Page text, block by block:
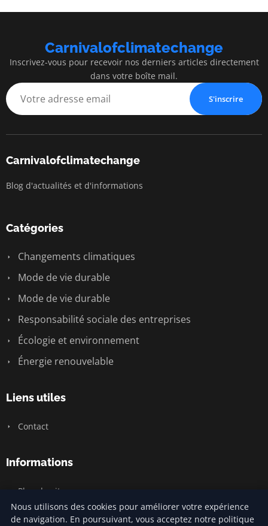
Carnivalofclimatechange
Inscrivez-vous pour recevoir nos derniers articles directement
dans votre boîte mail.
S'inscrire
Carnivalofclimatechange
Blog d'actualités et d'informations
Catégories
Changements climatiques
Mode de vie durable
Mode de vie durable
Responsabilité sociale des entreprises
Écologie et environnement
Énergie renouvelable
Liens utiles
Contact
Informations
Plan du site
Nous utilisons des cookies pour améliorer votre expérience
de navigation. En poursuivant, vous acceptez notre politique